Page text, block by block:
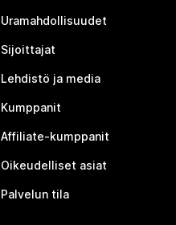
Uramahdollisuudet
Sijoittajat
Lehdistö ja media
Kumppanit
Affiliate-kumppanit
Oikeudelliset asiat
Palvelun tila